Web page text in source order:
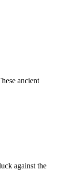
ancient
against the